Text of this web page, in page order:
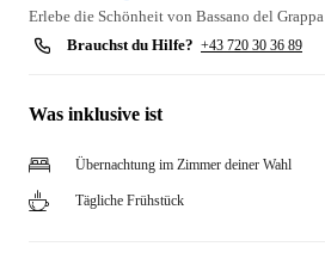
Erlebe die Schönheit von Bassano del Grappa
Brauchst du Hilfe? +43 720 30 36 89
Was inklusive ist
Übernachtung im Zimmer deiner Wahl
Tägliche Frühstück